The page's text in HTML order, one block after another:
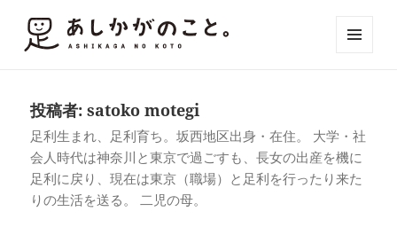
投稿者:satoko motegi
足利生まれ、足利育ち。坂西地区出身・在住。 大学・社
会人時代は神奈川と東京で過ごすも、長女の出産を機に
足利に戻り、現在は東京（職場）と足利を行ったり来た
りの生活を送る。 二児の母。